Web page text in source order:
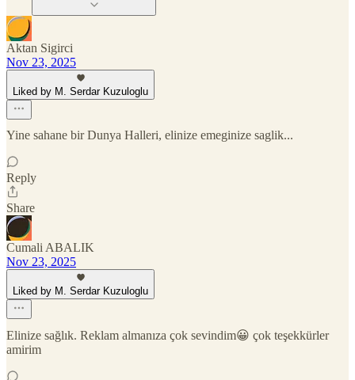
Aktan Sigirci
Nov 23, 2025
Liked by M. Serdar Kuzuloglu
Yine sahane bir Dunya Halleri, elinize emeginize saglik...
Reply
Share
Cumali ABALIK
Nov 23, 2025
Liked by M. Serdar Kuzuloglu
Elinize sağlık. Reklam almanıza çok sevindim😀 çok teşekkürler
amirim